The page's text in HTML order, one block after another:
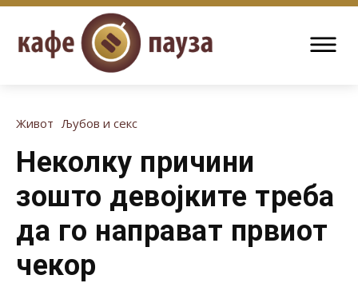
Живот Љубов и секс
Неколку причини
зошто девојките треба
да го направат првиот
чекор